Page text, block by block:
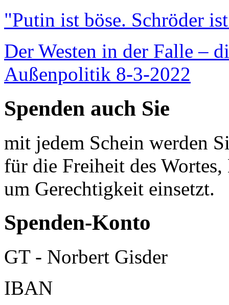
"Putin ist böse. Schröder
Der Westen in der Falle –
Außenpolitik 8-3-2022
Spenden auch Sie
mit jedem Schein werden
für die Freiheit des
um Gerechtigkeit einsetzt.
Spenden-Konto
GT - Norbert Gisder
IBAN